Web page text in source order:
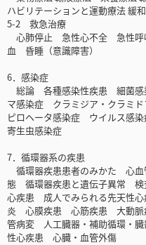
ハビリテーションと運動療法 緩
5-2 救急治療
心肺停止 急性心不全 急性呼
血 昏睡（意識障害）
6．感染症
総論 各種感染性疾患 細菌感
マ感染症 クラミジア・クラミ
ピロヘータ感染症 ウイルス感染
寄生虫感染症
7．循環器系の疾患
循環器疾患患者のみかた 心
態 循環器疾患と遺伝子異常
心疾患 成人でみられる先天性
炎 心膜疾患 心筋疾患 大動脈
管病変 人工臓器・補助循環・
性心疾患 心臓・血管外傷